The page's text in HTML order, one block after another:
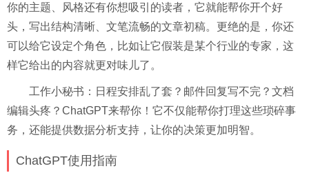
你的主题、风格还有你想吸引的读者，它就能帮你开个好
头，写出结构清晰、文笔流畅的文章初稿。更绝的是，你还
可以给它设定个角色，比如让它假装是某个行业的专家，这
样它给出的内容就更对味儿了。
工作小秘书：日程安排乱了套？邮件回复写不完？文档
编辑头疼？ChatGPT来帮你！它不仅能帮你打理这些琐碎事
务，还能提供数据分析支持，让你的决策更加明智。
ChatGPT使用指南